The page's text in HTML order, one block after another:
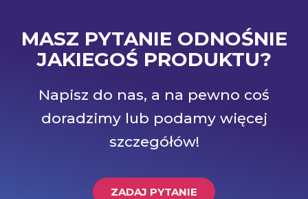
MASZ PYTANIE ODNOŚNIE
JAKIEGOŚ PRODUKTU?
Napisz do nas, a na pewno coś
doradzimy lub podamy więcej
szczegółów!
ZADAJ PYTANIE